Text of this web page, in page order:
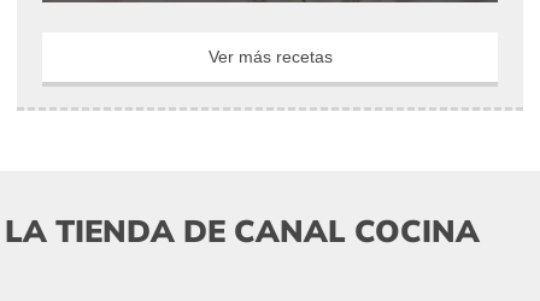
Ver más recetas
LA TIENDA DE CANAL COCINA